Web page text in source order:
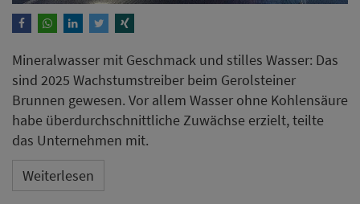
Mineralwasser mit Geschmack und stilles Wasser: Das
sind 2025 Wachstumstreiber beim Gerolsteiner
Brunnen gewesen. Vor allem Wasser ohne Kohlensäure
habe überdurchschnittliche Zuwächse erzielt, teilte
das Unternehmen mit.
Weiterlesen